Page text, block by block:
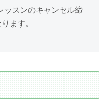
ッスンのキャンセル締
ます。